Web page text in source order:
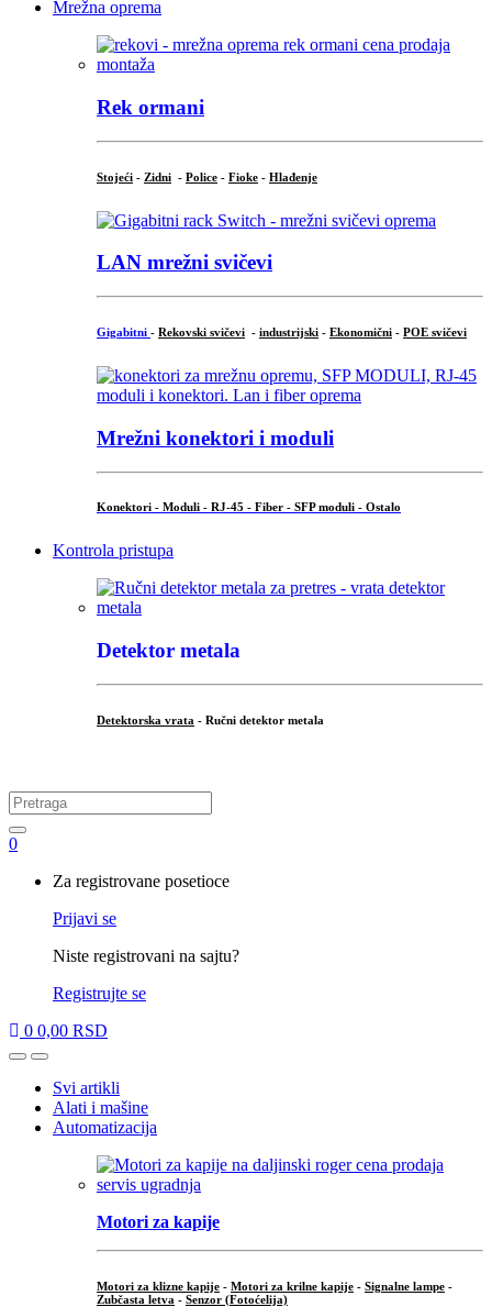
Mrežna oprema
Rek ormani
Stojeći - Zidni - Police - Fioke - Hlađenje
LAN mrežni svičevi
Gigabitni - Rekovski svičevi - industrijski - Ekonomični - POE svičevi
Mrežni konektori i moduli
Konektori - Moduli - RJ-45 - Fiber - SFP moduli - Ostalo
Kontrola pristupa
Detektor metala
Detektorska vrata - Ručni detektor metala
Search
for:
0
Za registrovane posetioce
Prijavi se
Niste registrovani na sajtu?
Registrujte se
0 0,00 RSD
OpenClose
Svi artikli
Alati i mašine
Automatizacija
Motori za kapije
Motori za klizne kapije - Motori za krilne kapije - Signalne lampe -
Zubčasta letva - Senzor (Fotoćelija)